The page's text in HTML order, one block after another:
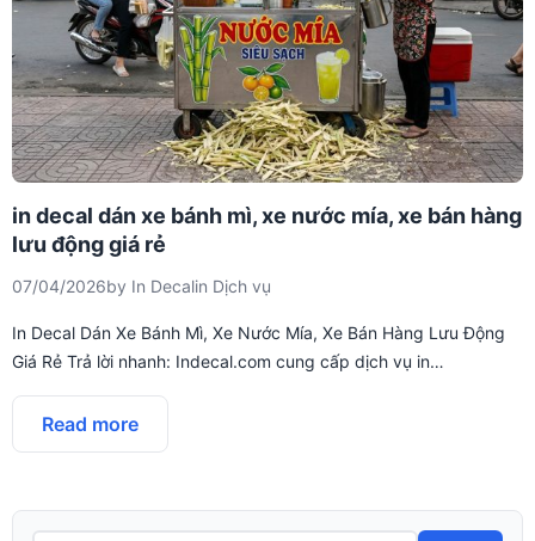
in decal dán xe bánh mì, xe nước mía, xe bán hàng
lưu động giá rẻ
07/04/2026by In Decalin Dịch vụ
In Decal Dán Xe Bánh Mì, Xe Nước Mía, Xe Bán Hàng Lưu Động
Giá Rẻ Trả lời nhanh: Indecal.com cung cấp dịch vụ in…
Read more